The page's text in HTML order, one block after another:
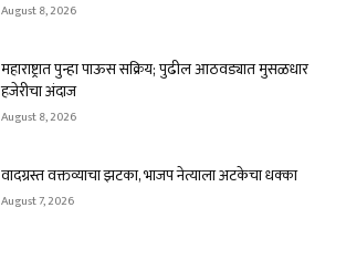
August 8, 2026
महाराष्ट्रात पुन्हा पाऊस सक्रिय; पुढील आठवड्यात मुसळधार
हजेरीचा अंदाज
August 8, 2026
वादग्रस्त वक्तव्याचा झटका, भाजप नेत्याला अटकेचा धक्का
August 7, 2026